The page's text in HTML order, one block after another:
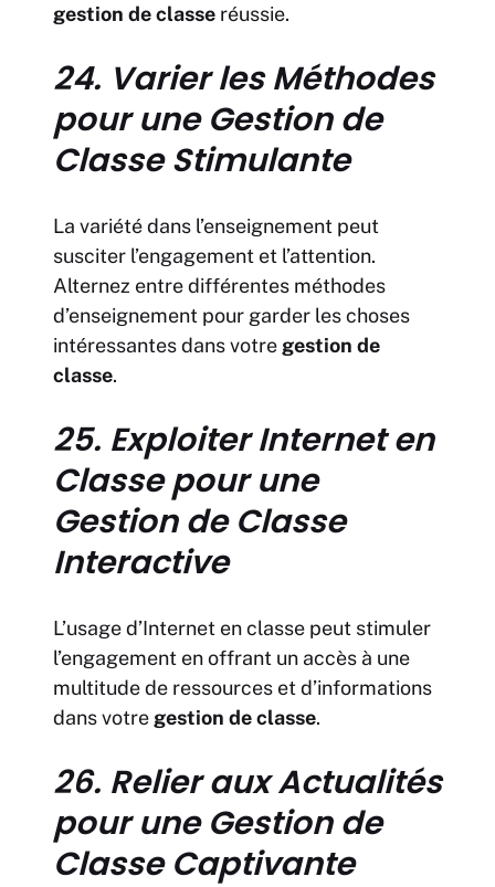
gestion de classe réussie.
24. Varier les Méthodes
pour une Gestion de
Classe Stimulante
La variété dans l’enseignement peut
susciter l’engagement et l’attention.
Alternez entre différentes méthodes
d’enseignement pour garder les choses
intéressantes dans votre gestion de
classe.
25. Exploiter Internet en
Classe pour une
Gestion de Classe
Interactive
L’usage d’Internet en classe peut stimuler
l’engagement en offrant un accès à une
multitude de ressources et d’informations
dans votre gestion de classe.
26. Relier aux Actualités
pour une Gestion de
Classe Captivante